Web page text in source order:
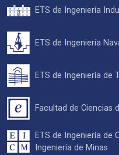
ETS de Ingeniería
ETS de Ingeniería
ETS de Ingeniería de
Facultad de Ciencias
ETS de Ingeniería de
Ingeniería de Minas